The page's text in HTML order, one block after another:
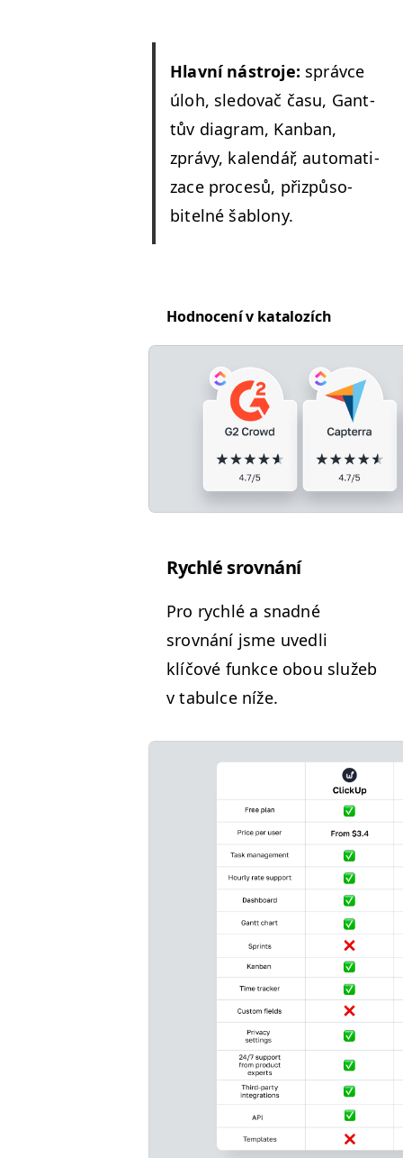
Hlavní nástro­je: správce
úloh, sle­dovač času, Gant­
tův dia­gram, Kan­ban,
zprávy, kalendář, autom­a­ti­
zace pro­cesů, přizpů­so­
bitel­né šablony.
Hod­no­cení v katalozích
Rych­lé srovnání
Pro rych­lé a snad­né
srovnání jsme uvedli
klíčové funkce obou služeb
v tab­ulce níže.